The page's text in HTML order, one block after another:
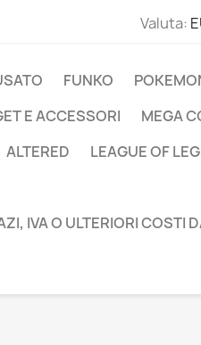
Valuta:
FUNKO
E ACCESSORI MEGA
ALTERED LEAGUE OF
IVA O ULTERIORI COSTI